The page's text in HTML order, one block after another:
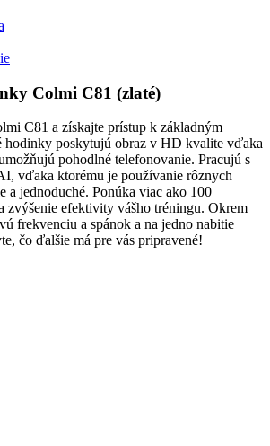
Colmi C81 (zlaté)
C81 a získajte prístup k základným
hodinky poskytujú obraz v HD kvalite vďaka
pohodlné telefonovanie. Pracujú s
vďaka ktorému je používanie rôznych
a jednoduché. Ponúka viac ako 100
zvýšenie efektivity vášho tréningu. Okrem
frekvenciu a spánok a na jedno nabitie
čo ďalšie má pre vás pripravené!